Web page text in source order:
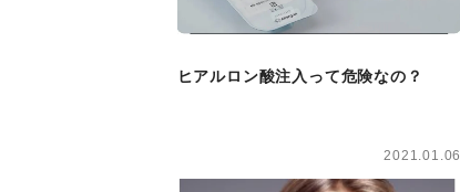
ヒアルロン酸注入って危険なの？
2021.01.06